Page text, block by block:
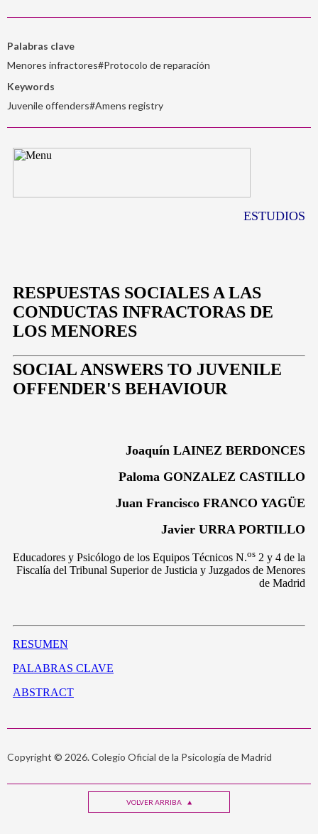
Palabras clave
Menores infractores#Protocolo de reparación
Keywords
Juvenile offenders#Amens registry
Copyright © 2026. Colegio Oficial de la Psicología de Madrid
VOLVER ARRIBA